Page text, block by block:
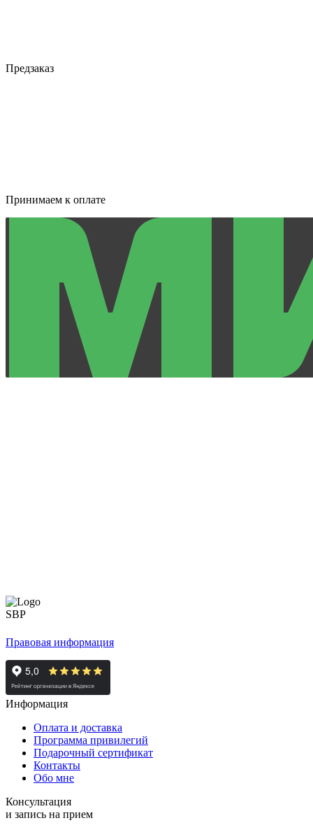
Предзаказ
Принимаем к оплате
Правовая информация
Информация
Оплата и доставка
Программа привилегий
Подарочный сертификат
Контакты
Обо мне
Консультация
и запись на прием